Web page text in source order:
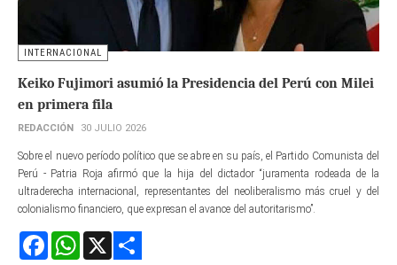
INTERNACIONAL
Keiko Fujimori asumió la Presidencia del Perú con Milei
en primera fila
REDACCIÓN 30 JULIO 2026
Sobre el nuevo período político que se abre en su país, el Partido Comunista del
Perú - Patria Roja afirmó que la hija del dictador “juramenta rodeada de la
ultraderecha internacional, representantes del neoliberalismo más cruel y del
colonialismo financiero, que expresan el avance del autoritarismo”.
FacebookWhatsApp